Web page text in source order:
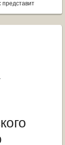
представит